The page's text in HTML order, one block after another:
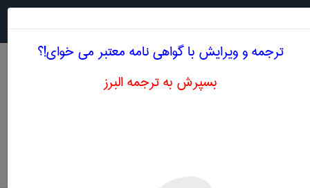
ترجمه و ویرایش با گواهی نامه معتبر می خوای!؟
بسپرش به ترجمه البرز